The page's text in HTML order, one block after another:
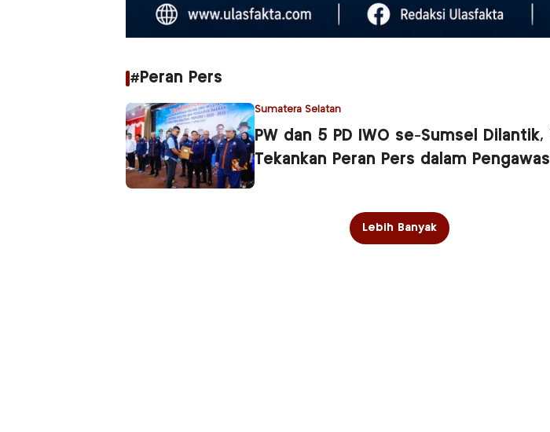
#Peran Pers
Sumatera Selatan
PW dan 5 PD IWO se-Sumsel Dilantik,
Tekankan Peran Pers dalam
Lebih Banyak